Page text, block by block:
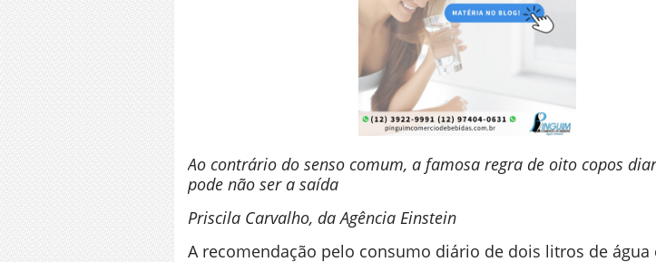
Ao contrário do senso comum, a famosa regra de oito copos
pode não ser a saída
Priscila Carvalho, da Agência Einstein
A recomendação pelo consumo diário de dois litros de água